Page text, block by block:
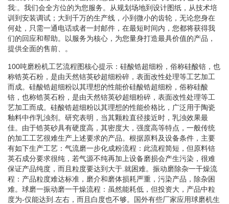
我:。我们会全方位的为您服务。从规划场地到设计图纸，从技术培
训到安装调试；大到千万的生产线，小到微小的齿轮，无论您身在
何处，只需一通电话或者一封邮件，在最短时间内，您都将获得我
们的回应和帮助。以服务为核心，为您量身打造最具价值的产品，
提供全面的售前、。
100吨磨粉机工艺流程图核心提示：硅酸锆超细粉，俗称硅酸锫，也
称锆英石粉，是由天然锫英砂超细粉碎，表面改性处理等工艺加工
而成。硅酸锆超细粉以其理想的性能价硅酸锆超细粉，俗称硅酸
锫，也称锆英石粉，是由天然锫英砂超细粉碎，表面改性处理等工
艺加工而成。硅酸锆超细粉以其理想的性能价格比，广泛用于陶瓷
釉料中作乳浊剂。研究表明，当其颗粒直径接近时，乳浊效果最
佳。由于锆英砂具有硬度高，其密度大，强度高等特点，一般传统
的加工工艺很难生产上述要求的产品。根据原料及设备条件，主要
有如下生产工艺：气流磨一步化成粉流程：此流程简短，但原料锫
英石成分要求很纯，若气源不纯再加上设备磨损会产生污染，很难
保证产品纯度，而且粒度要达到大于.就困难。振动磨除杂一干燥流
程：产品粒度难达标准，磨介和磨体损耗严重，污染产品，除杂困
难。球磨一振动磨一干燥流程：虽然能耗低，但投资大，产品中粒
度为-仅能达到.左右，而且白度也不够。国外有些厂家应用球磨机生